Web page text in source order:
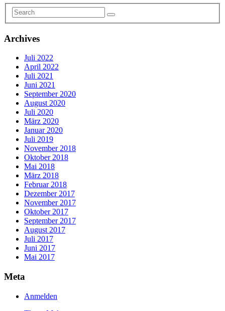
Archives
Juli 2022
April 2022
Juli 2021
Juni 2021
September 2020
August 2020
Juli 2020
März 2020
Januar 2020
Juli 2019
November 2018
Oktober 2018
Mai 2018
März 2018
Februar 2018
Dezember 2017
November 2017
Oktober 2017
September 2017
August 2017
Juli 2017
Juni 2017
Mai 2017
Meta
Anmelden